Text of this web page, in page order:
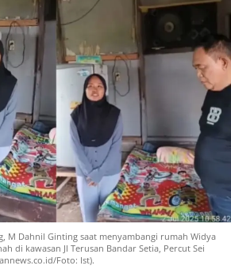
M Dahnil Ginting saat menyambangi rumah Widya
di kawasan Jl Terusan Bandar Setia, Percut Sei
Foto: Ist).